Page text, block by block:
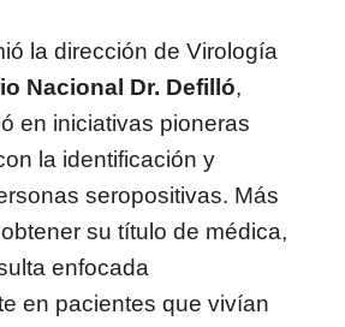
la dirección de Virología
Nacional Dr. Defilló,
en iniciativas pioneras
la identificación y
seropositivas. Más
su título de médica,
enfocada
en pacientes que vivían